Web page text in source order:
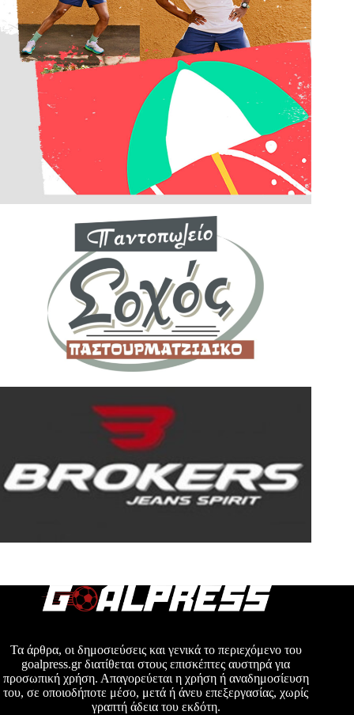
Τα άρθρα, οι δημοσιεύσεις και γενικά το περιεχόμενο του
goalpress.gr διατίθεται στους επισκέπτες αυστηρά για
προσωπική χρήση. Απαγορεύεται η χρήση ή αναδημοσίευση
του, σε οποιοδήποτε μέσο, μετά ή άνευ επεξεργασίας, χωρίς
γραπτή άδεια του εκδότη.